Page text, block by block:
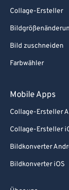
Collage-Ersteller
Bild zuschneiden
Farbwähler
Mobile Apps
Collage-Ersteller
Collage-Ersteller
Bildkonverter
Bildkonverter iOS